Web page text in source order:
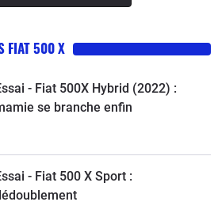
FIAT 500 X
- Fiat 500X Hybrid (2022) :
se branche enfin
- Fiat 500 X Sport :